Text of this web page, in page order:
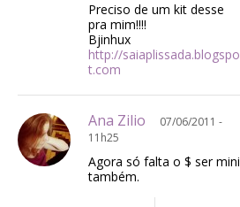
Preciso de um kit desse
pra mim!!!!
Bjinhux
http://saiaplissada.blogspo
t.com
Ana Zilio
07/06/2011 -
11h25
Agora só falta o $ ser mini
também.